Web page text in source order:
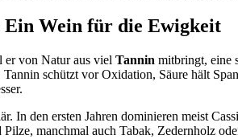
Wein für die Ewigkeit
er von Natur aus viel Tannin mitbringt, eine
schützt vor Oxidation, Säure hält
In den ersten Jahren dominieren meist
Pilze, manchmal auch Tabak, Zedernholz